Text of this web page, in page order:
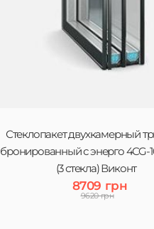
Стеклопакет двухкамерный
бронированный с энерго 4CG-
(3 стекла) Виконт
8709 грн
9620 грн